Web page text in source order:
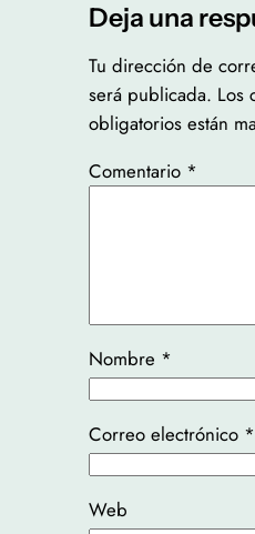
Deja una
Tu dirección de
será publicada. Los
obligatorios están
Comentario *
Nombre *
Correo electrónico *
Web